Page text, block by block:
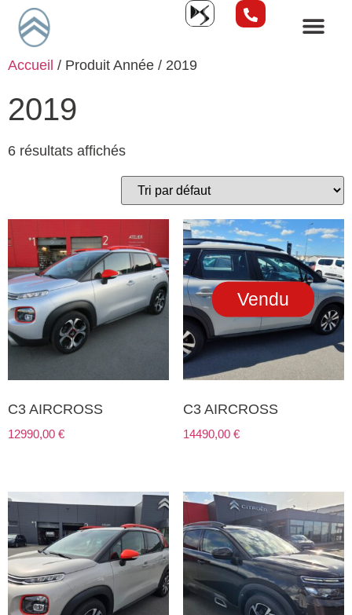
Accueil / Produit Année / 2019
2019
6 résultats affichés
C3 AIRCROSS
12990,00 €
Vendu
C3 AIRCROSS
14490,00 €